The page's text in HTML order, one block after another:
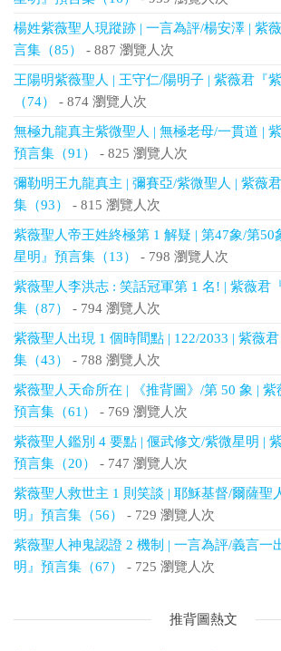
楊姓紫薇聖人現蹤跡 | 一言為評/楊安澤 | 紫
言集（85）
- 887 瀏覽人次
王陽明紫薇聖人 | 王守仁/陽明子 | 紫薇君『
（74）
- 874 瀏覽人次
無極九龍真主紫微聖人 | 無極老母/一貫道 |
預言集（91）
- 825 瀏覽人次
彌勒明王九龍真主 | 彌賽亞/紫微聖人 | 紫薇
集（93）
- 815 瀏覽人次
紫薇聖人帝王姓終極第 1 解疑 | 第47象/第50
星明』預言集（13）
- 798 瀏覽人次
紫薇聖人李洪志 : 笑話冠軍第 1 名! | 紫薇君
集（87）
- 794 瀏覽人次
紫薇聖人出現 1 個時間點 | 122/2033 | 紫薇
集（43）
- 788 瀏覽人次
紫薇聖人天命所在 | 《推背圖》/第 50 象 | 紫
預言集（61）
- 769 瀏覽人次
紫薇聖人鑑別 4 要點 | 偃武修文/紫微星明 |
預言集（20）
- 747 瀏覽人次
紫薇聖人救世主 1 則笑談 | 耶穌基督/爾薩聖
明』預言集（56）
- 729 瀏覽人次
紫薇聖人神鬼認證 2 機制 | 一言為評/義言一
明』預言集（67）
- 725 瀏覽人次
推背圖熱文